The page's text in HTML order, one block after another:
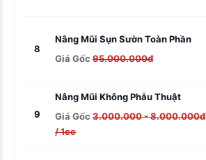
8
Nâng Mũi Sụn Sườn Toàn Phần
Giá Gốc 95.000.000đ
9
Nâng Mũi Không Phẫu Thuật
Giá Gốc 3.000.000 - 8.000.000đ
/ 1cc